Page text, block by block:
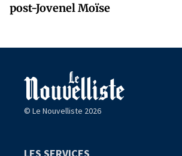
post-Jovenel Moïse
© Le Nouvelliste 2026